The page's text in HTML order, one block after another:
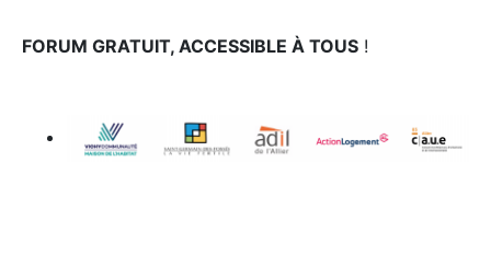
FORUM GRATUIT, ACCESSIBLE À TOUS !